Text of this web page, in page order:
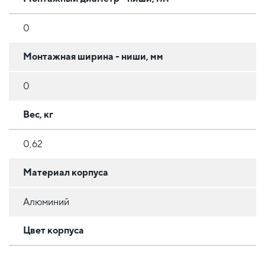
0
Монтажная ширина - ниши, мм
0
Вес, кг
0,62
Материал корпуса
Алюминий
Цвет корпуса